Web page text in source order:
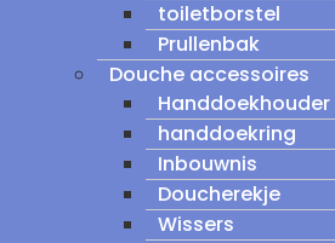
toiletborstel
Prullenbak
Douche accessoires
Handdoekhouder
handdoekring
Inbouwnis
Doucherekje
Wissers